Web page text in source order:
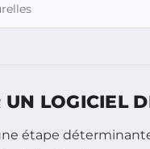
LOGICIEL
étape